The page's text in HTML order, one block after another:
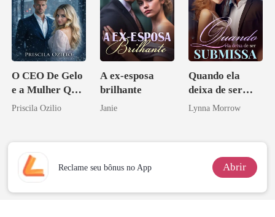
O CEO De Gelo
e a Mulher Que
Ele Jurou Odiar
Priscila Ozilio
A ex-esposa
brilhante
Janie
Quando ela
deixa de ser
submissa
Lynna Morrow
Reclame seu bônus no App Abrir